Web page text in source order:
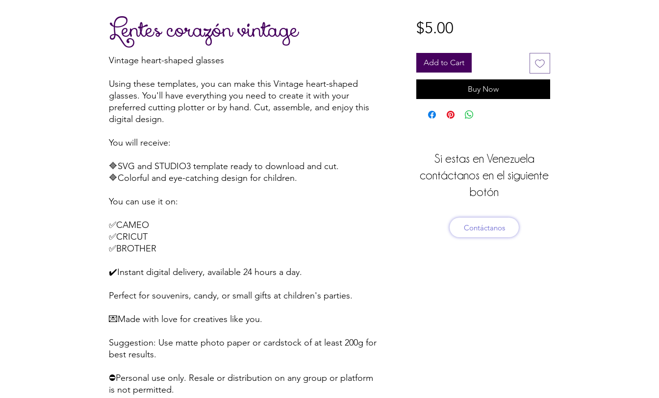
Lentes corazón vintage
Vintage heart-shaped glasses
Using these templates, you can make this Vintage heart-shaped
glasses. You'll have everything you need to create it with your
preferred cutting plotter or by hand. Cut, assemble, and enjoy this
digital design.
You will receive:
🔷SVG and STUDIO3 template ready to download and cut.
🔷Colorful and eye-catching design for children.
You can use it on:
✅CAMEO
✅CRICUT
✅BROTHER
✔️Instant digital delivery, available 24 hours a day.
Perfect for souvenirs, candy, or small gifts at children's parties.
💌Made with love for creatives like you.
Suggestion: Use matte photo paper or cardstock of at least 200g for
best results.
⛔Personal use only. Resale or distribution on any group or platform
is not permitted.
$5.00Price
Add to Cart
Buy Now
Si estas en Venezuela
contáctanos en el siguiente
botón
Contáctanos